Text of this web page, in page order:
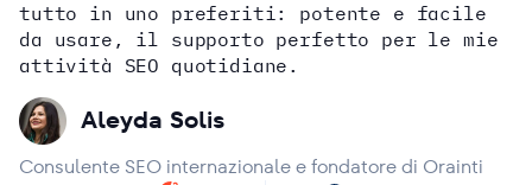
tutto in uno preferiti: potente e facile
da usare, il supporto perfetto per le mie
attività SEO quotidiane.
Aleyda Solis
Consulente SEO internazionale e fondatore di Orainti
Alex Wright
John Sammon
Giannis Koutsopoulos